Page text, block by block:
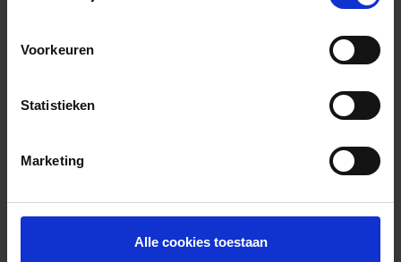
Voorkeuren
Statistieken
Marketing
Alle cookies toestaan
Foto’s ({{photos.length}})